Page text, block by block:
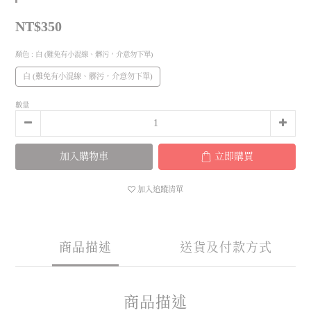
NT$350
顏色 : 白 (難免有小混線、髒污，介意勿下單)
白 (難免有小混線、髒污，介意勿下單)
數量
加入購物車 立即購買
加入追蹤清單
商品描述 送貨及付款方式
商品描述